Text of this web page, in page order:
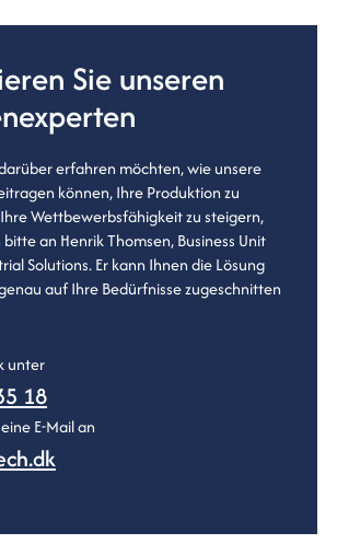
Sie unseren
erfahren möchten, wie unsere
können, Ihre Produktion zu
Wettbewerbsfähigkeit zu steigern,
an Henrik Thomsen, Business Unit
Solutions. Er kann Ihnen die Lösung
auf Ihre Bedürfnisse zugeschnitten
unter
18
E-Mail an